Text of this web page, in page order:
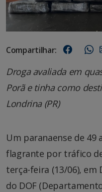
Compartilhar:
Droga avaliada em
Porã e tinha como
Londrina (PR)
Um paranaense de 49
flagrante por tráfico
terça-feira (13/06), em
do DOF